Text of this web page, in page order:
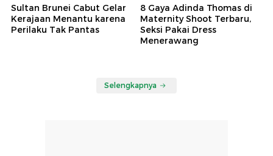
Sultan Brunei Cabut Gelar
Kerajaan Menantu karena
Perilaku Tak Pantas
8 Gaya Adinda Thomas di
Maternity Shoot Terbaru,
Seksi Pakai Dress
Menerawang
Selengkapnya